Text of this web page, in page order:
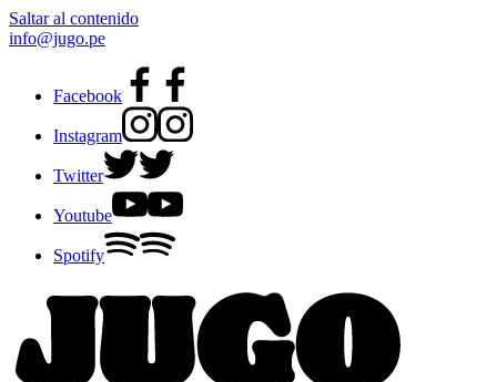
Saltar al contenido
info@jugo.pe
Facebook
Instagram
Twitter
Youtube
Spotify